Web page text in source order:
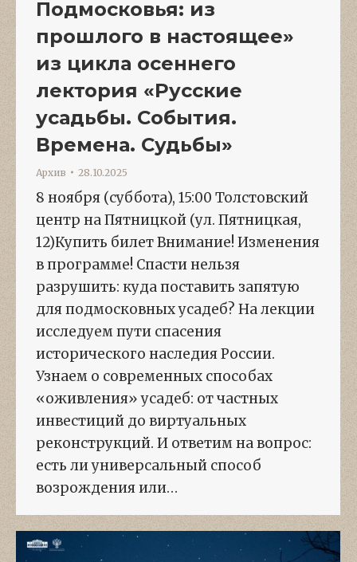
Подмосковья: из
прошлого в настоящее»
из цикла осеннего
лектория «Русские
усадьбы. События.
Времена. Судьбы»
Архив 28.10.2025
8 ноября (суббота), 15:00 Толстовский
центр на Пятницкой (ул. Пятницкая,
12)Купить билет Внимание! Изменения
в программе! Спасти нельзя
разрушить: куда поставить запятую
для подмосковных усадеб? На лекции
исследуем пути спасения
исторического наследия России.
Узнаем о современных способах
«оживления» усадеб: от частных
инвестиций до виртуальных
реконструкций. И ответим на вопрос:
есть ли универсальный способ
возрождения или…